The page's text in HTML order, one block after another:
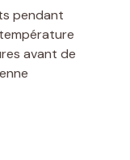
pendant
avant de